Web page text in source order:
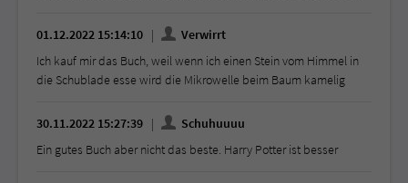
01.12.2022 15:14:10
Verwirrt
Ich kauf mir das Buch, weil wenn ich einen Stein vom Himmel in
die Schublade esse wird die Mikrowelle beim Baum kamelig
30.11.2022 15:27:39
Schuhuuuu
Ein gutes Buch aber nicht das beste. Harry Potter ist besser